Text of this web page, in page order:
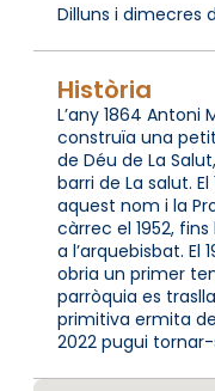
Dilluns i dimecres
Història
L’any 1864 Antoni
construïa una
de Déu de La
barri de La salut.
aquest nom i la
càrrec el 1952,
a l’arquebisbat.
obria un primer
parròquia es
primitiva ermita
2022 pugui